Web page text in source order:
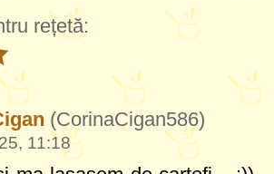
rețetă:
(CorinaCigan586)
11:18